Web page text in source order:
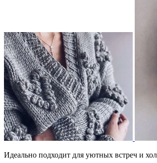
Идеально подходит для уютных встреч и